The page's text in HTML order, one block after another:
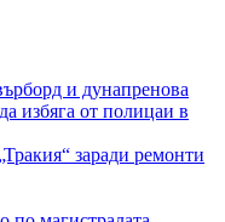
и дунапренова
избяга от полицаи в
заради ремонти